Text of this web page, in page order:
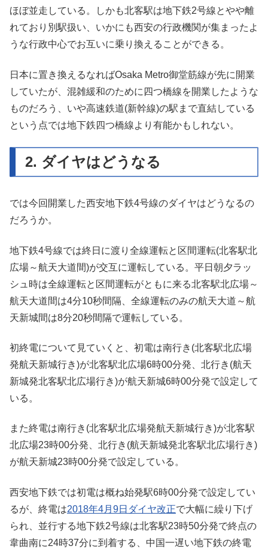
ほぼ並走している。しかも北客駅は地下鉄2号線とやや離
れており別駅扱い、いかにも西安の行政機関が集まったよ
うな行政中心でお互いに乗り換えることができる。
日本に置き換えるなればOsaka Metro御堂筋線が先に開業
していたが、混雑緩和のために四つ橋線を開業したような
ものだろう、いや高速鉄道(新幹線)の駅まで直結している
という点では地下鉄四つ橋線より有能かもしれない。
2. ダイヤはどうなる
では今回開業した西安地下鉄4号線のダイヤはどうなるの
だろうか。
地下鉄4号線では終日に渡り全線運転と区間運転(北客駅北
広場～航天大道間)が交互に運転している。平日朝夕ラッ
シュ時は全線運転と区間運転がともに来る北客駅北広場～
航天大道間は4分10秒間隔、全線運転のみの航天大道～航
天新城間は8分20秒間隔で運転している。
初終電について見ていくと、初電は南行き(北客駅北広場
発航天新城行き)が北客駅北広場6時00分発、北行き(航天
新城発北客駅北広場行き)が航天新城6時00分発で設定して
いる。
また終電は南行き(北客駅北広場発航天新城行き)が北客駅
北広場23時00分発、北行き(航天新城発北客駅北広場行き)
が航天新城23時00分発で設定している。
西安地下鉄では初電は概ね始発駅6時00分発で設定してい
るが、終電は2018年4月9日ダイヤ改正で大幅に繰り下げ
られ、並行する地下鉄2号線は北客駅23時50分発で終点の
韋曲南に24時37分に到着する、中国一遅い地下鉄の終電